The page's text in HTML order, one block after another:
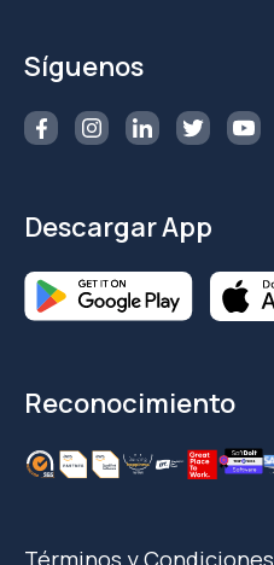
Síguenos
Descargar App
Reconocimiento
Términos y Condiciones